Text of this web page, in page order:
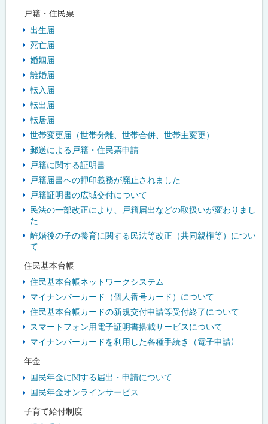
戸籍・住民票
出生届
死亡届
婚姻届
離婚届
転入届
転出届
転居届
世帯変更届（世帯分離、世帯合併、世帯主変更）
郵送による戸籍・住民票申請
戸籍に関する証明書
戸籍届書への押印義務が廃止されました
戸籍証明書の広域交付について
民法の一部改正により、戸籍届出などの取扱いが変わりまし
た
離婚後の子の養育に関する民法等改正（共同親権等）につい
て
住民基本台帳
住民基本台帳ネットワークシステム
マイナンバーカード（個人番号カード）について
住民基本台帳カードの新規交付申請等受付終了について
スマートフォン用電子証明書搭載サービスについて
マイナンバーカードを利用した各種手続き（電子申請）
年金
国民年金に関する届出・申請について
国民年金オンラインサービス
子育て給付制度